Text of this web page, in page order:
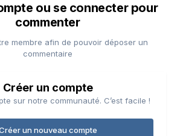
ou se connecter pour
commenter
membre afin de pouvoir déposer un
commentaire
Créer un compte
sur notre communauté. C’est facile !
un nouveau compte